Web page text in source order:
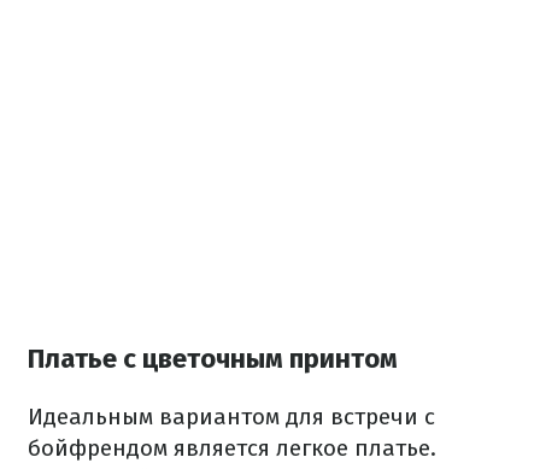
Платье с цветочным принтом
Идеальным вариантом для встречи с
бойфрендом является легкое платье.